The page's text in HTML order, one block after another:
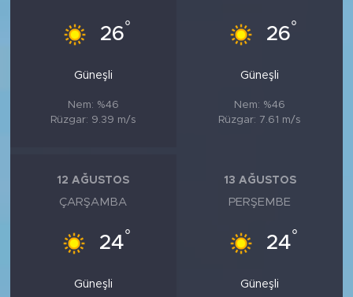
26°
Güneşli
Nem: %46
Rüzgar: 9.39 m/s
26°
Güneşli
Nem: %46
Rüzgar: 7.61 m/s
12 AĞUSTOS
ÇARŞAMBA
24°
Güneşli
13 AĞUSTOS
PERŞEMBE
24°
Güneşli